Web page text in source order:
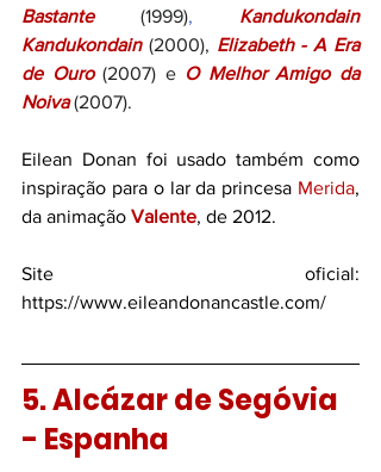
Bastante (1999),
Kandukondain
Kandukondain (2000), Elizabeth - A Era
de Ouro (2007) e O Melhor Amigo da
Noiva (2007).
Eilean Donan foi usado também como
inspiração para o lar da princesa Merida,
da animação Valente, de 2012.
https://www.eileandonancastle.com/
5. Alcázar de Segóvia
- Espanha